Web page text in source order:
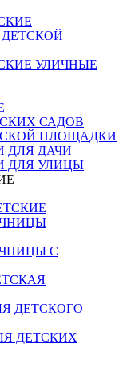
УЛИЧНЫЕ
САДОВ
ПЛОЩАДКИ
ДЛЯ ДАЧИ
ДЛЯ УЛИЦЫ
С
ДЕТСКОГО
ДЕТСКИХ